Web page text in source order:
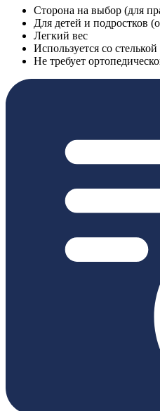
Сторона на выбор (для
Для детей и подростков
Легкий вес
Используется со стелькой
Не требует